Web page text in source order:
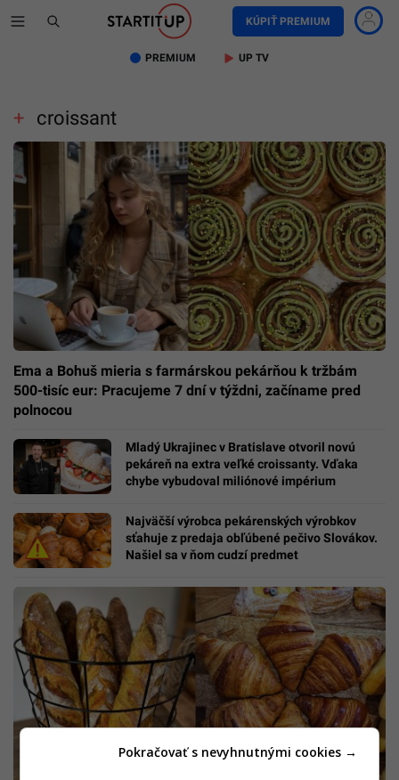
KÚPIŤ PREMIUM
PREMIUM UP TV
croissant
Ema a Bohuš mieria s farmárskou pekárňou k tržbám
500-tisíc eur: Pracujeme 7 dní v týždni, začíname pred
polnocou
Mladý Ukrajinec v Bratislave otvoril novú
pekáreň na extra veľké croissanty. Vďaka
chybe vybudoval miliónové impérium
Najväčší výrobca pekárenských výrobkov
sťahuje z predaja obľúbené pečivo Slovákov.
Našiel sa v ňom cudzí predmet
Pokračovať s nevyhnutnými cookies →